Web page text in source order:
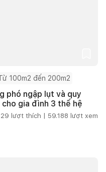
100m2 đến 200m2
phó ngập lụt và quy
gia đình 3 thế hệ
29 lượt thích | 59.188 lượt xem